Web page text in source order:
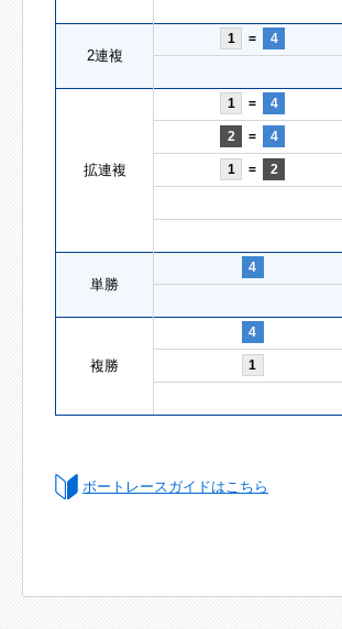
2連複
1 = 4
拡連複
1 = 4
2 = 4
1 = 2
単勝
4
複勝
4
1
ボートレースガイドはこちら